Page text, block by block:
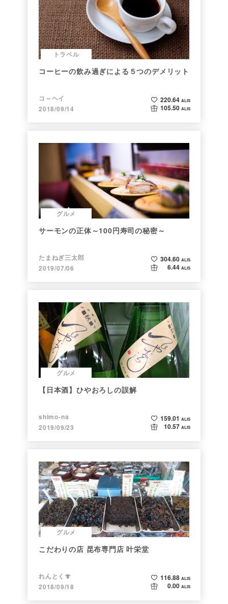
トラベル
コーヒーの飲み過ぎによる５つのデメリット
コ～ヘイ
2018/09/14
220.64 ALIS
105.50 ALIS
グルメ
サーモンの正体～100円寿司の秘密～
たまねぎ三太郎
2019/07/06
304.60 ALIS
6.44 ALIS
グルメ
【日本酒】ひやおろしの誤解
shimo-na
2019/09/23
159.01 ALIS
10.57 ALIS
グルメ
こだわりの店 昆布専門店 叶栄堂
れんとく🍄
2018/09/18
116.88 ALIS
0.00 ALIS